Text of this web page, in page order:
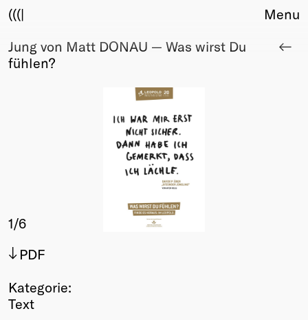
(((|
About
Club
Membership
Info
Members
Friends of Creativity
Menu
Jung von Matt DONAU — Was wirst Du
fühlen?
1/6
PDF
Kategorie:
Text